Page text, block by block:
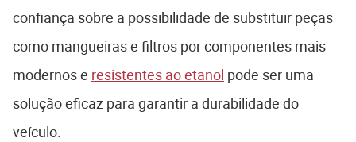
confiança sobre a possibilidade de substituir peças
como mangueiras e filtros por componentes mais
modernos e resistentes ao etanol pode ser uma
solução eficaz para garantir a durabilidade do
veículo.